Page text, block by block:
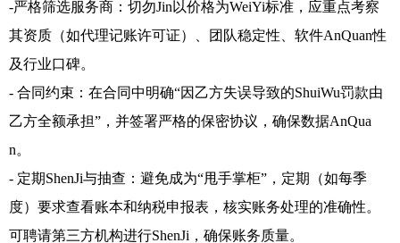
-严格筛选服务商：切勿Jin以价格为WeiYi标准，应重点考察
其资质（如代理记账许可证）、团队稳定性、软件AnQuan性
及行业口碑。
- 合同约束：在合同中明确“因乙方失误导致的ShuiWu罚款由
乙方全额承担”，并签署严格的保密协议，确保数据AnQua
n。
- 定期ShenJi与抽查：避免成为“甩手掌柜”，定期（如每季
度）要求查看账本和纳税申报表，核实账务处理的准确性。
可聘请第三方机构进行ShenJi，确保账务质量。